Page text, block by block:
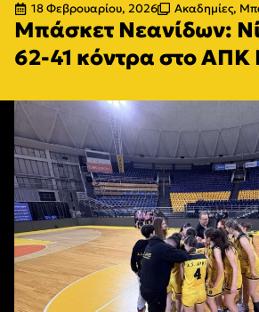
18 Φεβρουαρίου, 2026 Ακαδημίες,
Μπάσκετ Νεανίδων:
62-41 κόντρα στο